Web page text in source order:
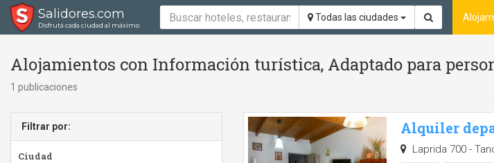
Salidores.com
Disfrutá cada ciudad al máximo
Todas las ciudades
Alojamientos con Información turística, Adaptado para
1 publicaciones
Filtrar por:
Ciudad
Alquiler
Laprida 700 -